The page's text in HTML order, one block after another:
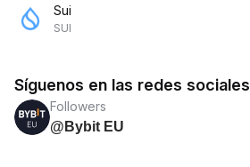
Sui
SUI
Síguenos en las redes sociales
Followers
@Bybit EU